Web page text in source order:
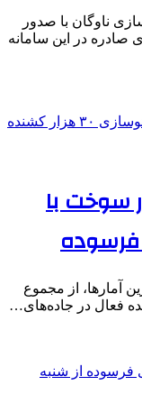
ناوگان با صدور
صادره در این سامانه
در سوخت با
آمارها، از مجموع